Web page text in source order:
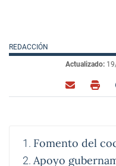
REDACCIÓN
Actualizado:
Fomento del
Apoyo